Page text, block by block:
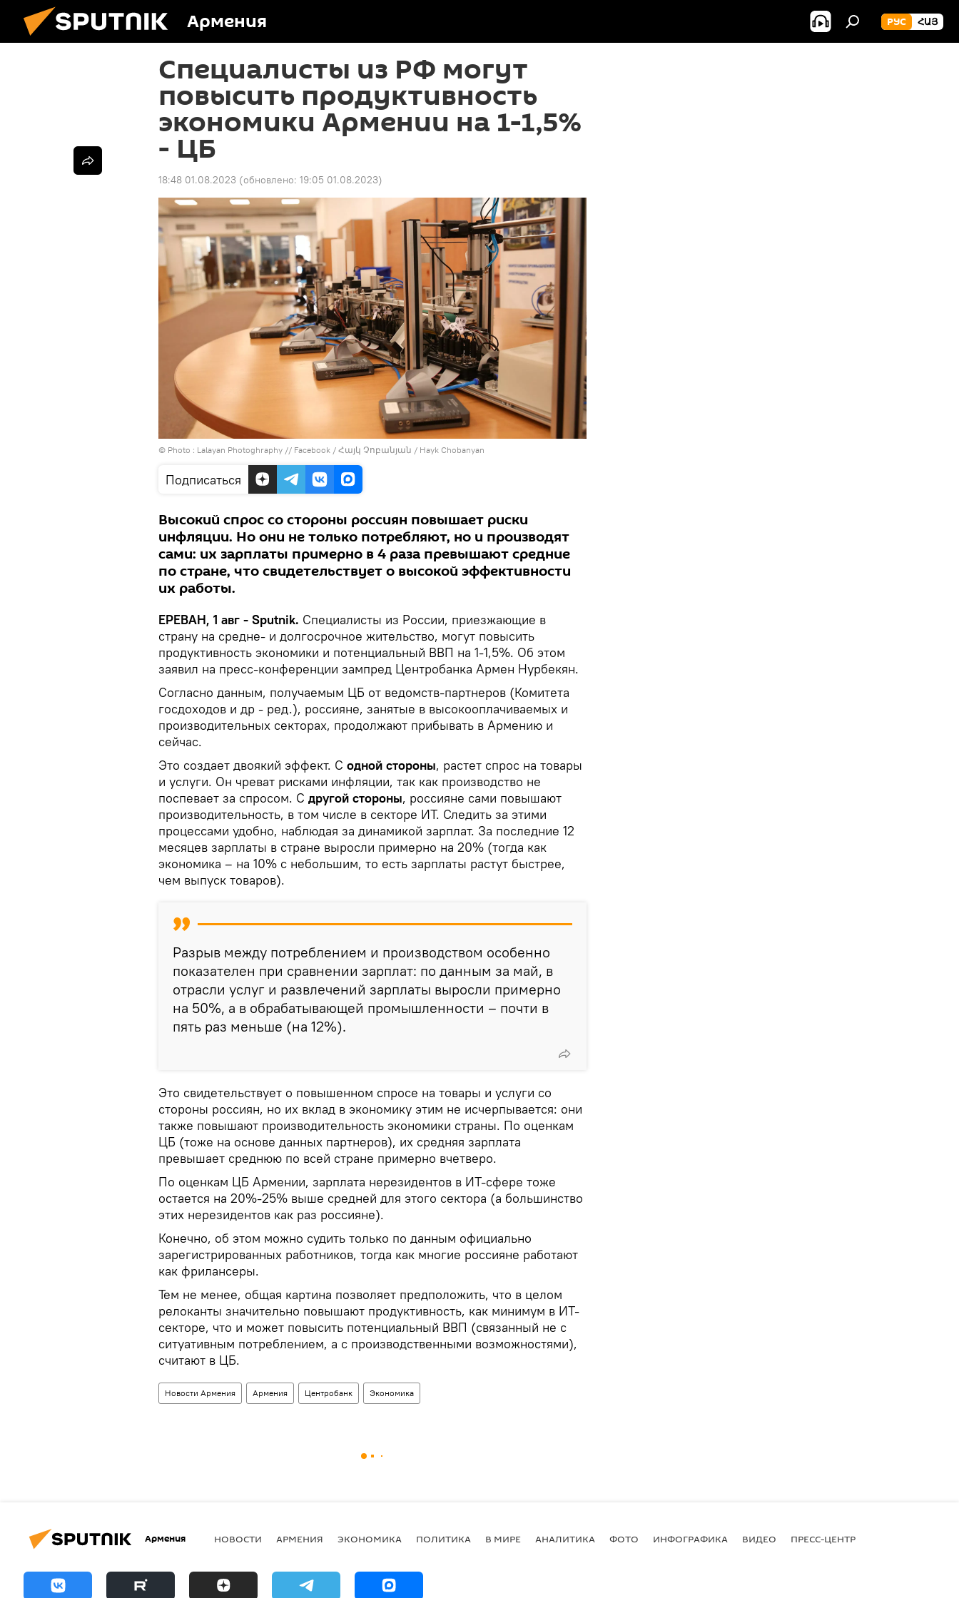
Армения РУС ՀԱՅ
Специалисты из РФ могут
повысить продуктивность
экономики Армении на 1-1,5%
- ЦБ
18:48 01.08.2023 (обновлено: 19:05 01.08.2023)
© Photo : Lalayan Photoghraphy // Facebook / Հայկ Չոբանյան / Hayk Chobanyan
Подписаться
Высокий спрос со стороны россиян повышает риски
инфляции. Но они не только потребляют, но и производят
сами: их зарплаты примерно в 4 раза превышают средние
по стране, что свидетельствует о высокой эффективности
их работы.
ЕРЕВАН, 1 авг - Sputnik. Специалисты из России, приезжающие в
страну на средне- и долгосрочное жительство, могут повысить
продуктивность экономики и потенциальный ВВП на 1-1,5%. Об этом
заявил на пресс-конференции зампред Центробанка Армен Нурбекян.
Согласно данным, получаемым ЦБ от ведомств-партнеров (Комитета
госдоходов и др - ред.), россияне, занятые в высокооплачиваемых и
производительных секторах, продолжают прибывать в Армению и
сейчас.
Это создает двоякий эффект. С одной стороны, растет спрос на товары
и услуги. Он чреват рисками инфляции, так как производство не
поспевает за спросом. С другой стороны, россияне сами повышают
производительность, в том числе в секторе ИТ. Следить за этими
процессами удобно, наблюдая за динамикой зарплат. За последние 12
месяцев зарплаты в стране выросли примерно на 20% (тогда как
экономика – на 10% с небольшим, то есть зарплаты растут быстрее,
чем выпуск товаров).
Разрыв между потреблением и производством особенно
показателен при сравнении зарплат: по данным за май, в
отрасли услуг и развлечений зарплаты выросли примерно
на 50%, а в обрабатывающей промышленности – почти в
пять раз меньше (на 12%).
Это свидетельствует о повышенном спросе на товары и услуги со
стороны россиян, но их вклад в экономику этим не исчерпывается: они
также повышают производительность экономики страны. По оценкам
ЦБ (тоже на основе данных партнеров), их средняя зарплата
превышает среднюю по всей стране примерно вчетверо.
По оценкам ЦБ Армении, зарплата нерезидентов в ИТ-сфере тоже
остается на 20%-25% выше средней для этого сектора (а большинство
этих нерезидентов как раз россияне).
Конечно, об этом можно судить только по данным официально
зарегистрированных работников, тогда как многие россияне работают
как фрилансеры.
Тем не менее, общая картина позволяет предположить, что в целом
релоканты значительно повышают продуктивность, как минимум в ИТ-
секторе, что и может повысить потенциальный ВВП (связанный не с
ситуативным потреблением, а с производственными возможностями),
считают в ЦБ.
Новости Армения Армения Центробанк Экономика
Армения НОВОСТИ АРМЕНИЯ ЭКОНОМИКА ПОЛИТИКА В МИРЕ АНАЛИТИКА ФОТО ИНФОГРАФИКА ВИДЕО ПРЕСС-ЦЕНТР